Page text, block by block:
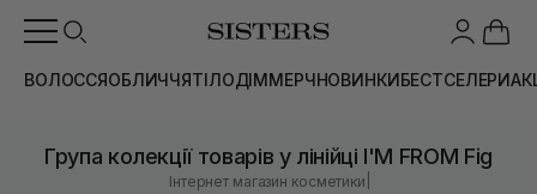
ВОЛОССЯОБЛИЧЧЯТІЛОДІММЕРЧНОВИНКИБЕСТСЕЛЕРИ
Група колекції товарів у лінійці I'M FROM Fig
Інтернет магазин косметики